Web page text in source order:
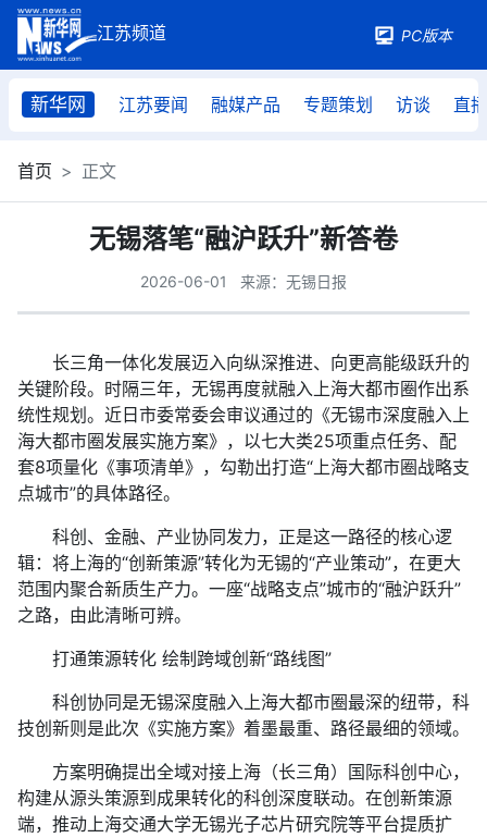
PC版本
新华网 江苏要闻 融媒产品 专题策划 访谈 直播
首页 正文
无锡落笔“融沪跃升”新答卷
2026-06-01 来源：无锡日报
长三角一体化发展迈入向纵深推进、向更高能级跃升的
关键阶段。时隔三年，无锡再度就融入上海大都市圈作出系
统性规划。近日市委常委会审议通过的《无锡市深度融入上
海大都市圈发展实施方案》，以七大类25项重点任务、配
套8项量化《事项清单》，勾勒出打造“上海大都市圈战略支
点城市”的具体路径。
科创、金融、产业协同发力，正是这一路径的核心逻
辑：将上海的“创新策源”转化为无锡的“产业策动”，在更大
范围内聚合新质生产力。一座“战略支点”城市的“融沪跃升”
之路，由此清晰可辨。
打通策源转化 绘制跨域创新“路线图”
科创协同是无锡深度融入上海大都市圈最深的纽带，科
技创新则是此次《实施方案》着墨最重、路径最细的领域。
方案明确提出全域对接上海（长三角）国际科创中心，
构建从源头策源到成果转化的科创深度联动。在创新策源
端，推动上海交通大学无锡光子芯片研究院等平台提质扩